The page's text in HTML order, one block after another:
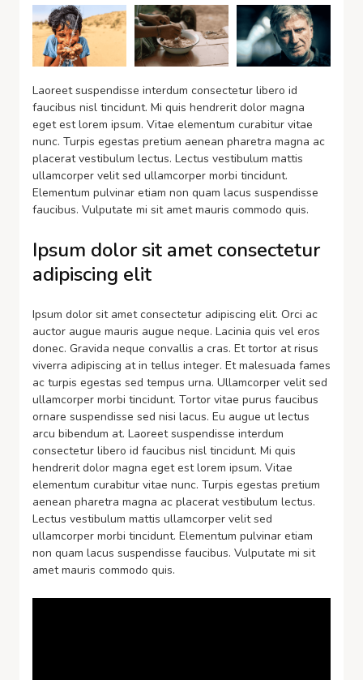
Laoreet suspendisse interdum consectetur libero id
faucibus nisl tincidunt. Mi quis hendrerit dolor magna
eget est lorem ipsum. Vitae elementum curabitur vitae
nunc. Turpis egestas pretium aenean pharetra magna ac
placerat vestibulum lectus. Lectus vestibulum mattis
ullamcorper velit sed ullamcorper morbi tincidunt.
Elementum pulvinar etiam non quam lacus suspendisse
faucibus. Vulputate mi sit amet mauris commodo quis.
Ipsum dolor sit amet consectetur
adipiscing elit
Ipsum dolor sit amet consectetur adipiscing elit. Orci ac
auctor augue mauris augue neque. Lacinia quis vel eros
donec. Gravida neque convallis a cras. Et tortor at risus
viverra adipiscing at in tellus integer. Et malesuada fames
ac turpis egestas sed tempus urna. Ullamcorper velit sed
ullamcorper morbi tincidunt. Tortor vitae purus faucibus
ornare suspendisse sed nisi lacus. Eu augue ut lectus
arcu bibendum at. Laoreet suspendisse interdum
consectetur libero id faucibus nisl tincidunt. Mi quis
hendrerit dolor magna eget est lorem ipsum. Vitae
elementum curabitur vitae nunc. Turpis egestas pretium
aenean pharetra magna ac placerat vestibulum lectus.
Lectus vestibulum mattis ullamcorper velit sed
ullamcorper morbi tincidunt. Elementum pulvinar etiam
non quam lacus suspendisse faucibus. Vulputate mi sit
amet mauris commodo quis.